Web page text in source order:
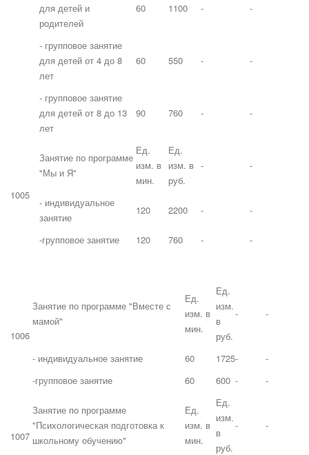
для детей и
родителей
60 1100 - -
- групповое занятие
для детей от 4 до 8
лет
60 550 - -
- групповое занятие
для детей от 8 до 13
лет
90 760 - -
1005
Занятие по программе
"Мы и Я"
Ед.
изм. в
мин.
Ед.
изм. в
руб.
- -
- индивидуальное
занятие
120 2200 - -
-групповое занятие 120 760 - -
1006
Занятие по программе "Вместе с
мамой"
Ед.
изм. в
мин.
Ед.
изм.
в
руб.
- -
- индивидуальное занятие 60 1725-
-
-групповое занятие
60 600 - -
1007
Занятие по программе
"Психологическая подготовка к
школьному обучению"
Ед.
изм. в
мин.
Ед.
изм.
в
руб.
- -